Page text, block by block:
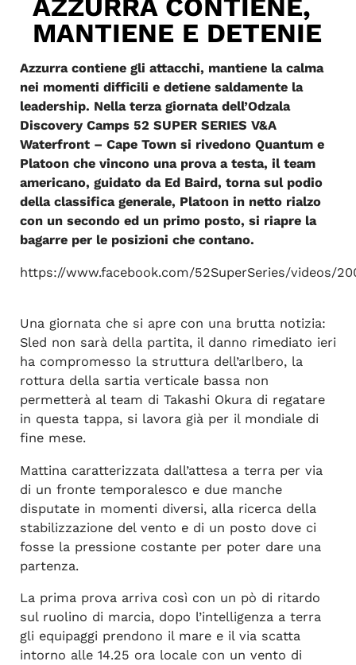
AZZURRA CONTIENE,
MANTIENE E DETENIE
Azzurra contiene gli attacchi, mantiene la calma
nei momenti difficili e detiene saldamente la
leadership. Nella terza giornata dell’Odzala
Discovery Camps 52 SUPER SERIES V&A
Waterfront – Cape Town si rivedono Quantum e
Platoon che vincono una prova a testa, il team
americano, guidato da Ed Baird, torna sul podio
della classifica generale, Platoon in netto rialzo
con un secondo ed un primo posto, si riapre la
bagarre per le posizioni che contano.
https://www.facebook.com/52SuperSeries/videos/
Una giornata che si apre con una brutta notizia:
Sled non sarà della partita, il danno rimediato ieri
ha compromesso la struttura dell’arlbero, la
rottura della sartia verticale bassa non
permetterà al team di Takashi Okura di regatare
in questa tappa, si lavora già per il mondiale di
fine mese.
Mattina caratterizzata dall’attesa a terra per via
di un fronte temporalesco e due manche
disputate in momenti diversi, alla ricerca della
stabilizzazione del vento e di un posto dove ci
fosse la pressione costante per poter dare una
partenza.
La prima prova arriva così con un pò di ritardo
sul ruolino di marcia, dopo l’intelligenza a terra
gli equipaggi prendono il mare e il via scatta
intorno alle 14.25 ora locale con un vento di